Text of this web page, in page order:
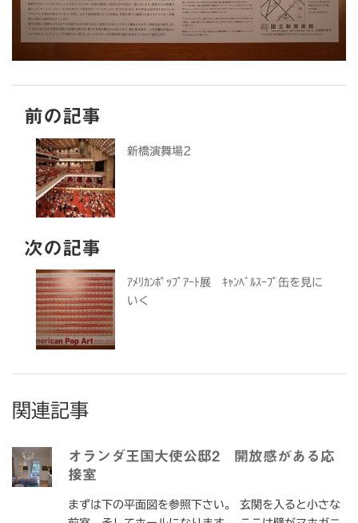
前の記事
新橋演舞場2
次の記事
ｱﾒﾘｶﾝﾎﾟｯﾌﾟｱｰﾄ展 ｷｬﾝﾍﾞﾙｽｰﾌﾟ缶を見に
いく
関連記事
オランダ王国大使公邸2 開放感がある応
接室
まずは下の平面図を参照下さい。 玄関を入ると小さな